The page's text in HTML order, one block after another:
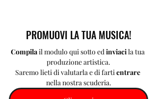
PROMUOVI LA TUA MUSICA!
Compila il modulo qui sotto ed inviaci la tua
produzione artistica.
Saremo lieti di valutarla e di farti entrare
nella nostra scuderia.